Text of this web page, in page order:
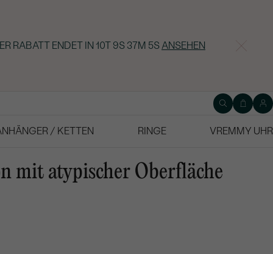
RABATT ENDET IN 10T 9S 37M 4SANSEHEN
/ KETTEN RINGE
VREMMY UHR
mit atypischer Oberfläche